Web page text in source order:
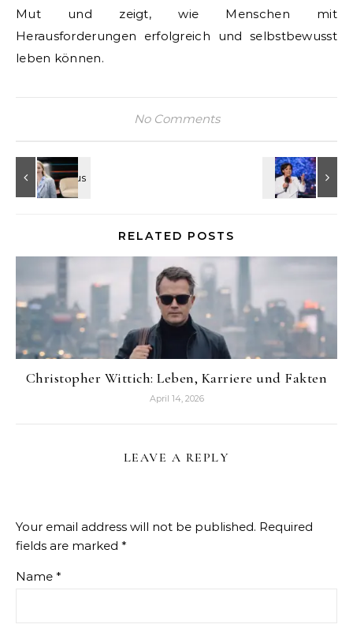
Mut und zeigt, wie Menschen mit
Herausforderungen erfolgreich und selbstbewusst
leben können.
No Comments
RELATED POSTS
Christopher Wittich: Leben, Karriere und Fakten
April 14, 2026
LEAVE A REPLY
Your email address will not be published. Required
fields are marked *
Name *